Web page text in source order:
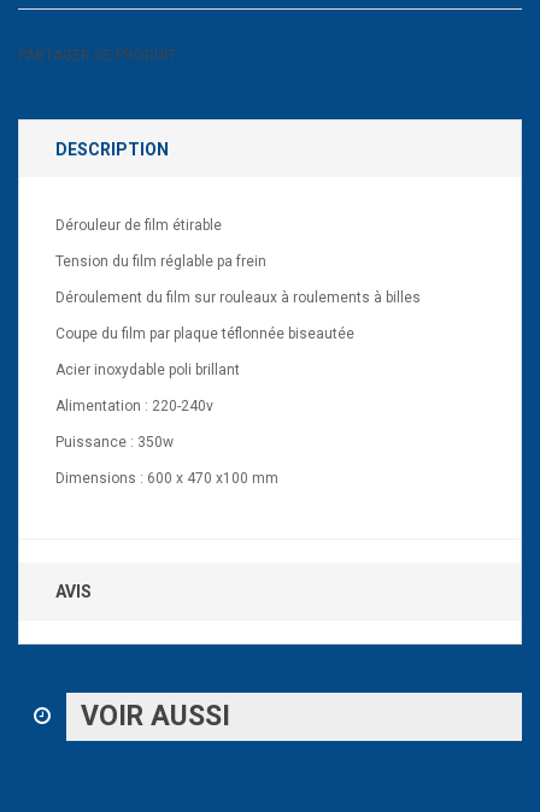
PARTAGER CE PRODUIT
DESCRIPTION
Dérouleur de film étirable
Tension du film réglable pa frein
Déroulement du film sur rouleaux à roulements à billes
Coupe du film par plaque téflonnée biseautée
Acier inoxydable poli brillant
Alimentation : 220-240v
Puissance : 350w
Dimensions : 600 x 470 x100 mm
AVIS
VOIR AUSSI